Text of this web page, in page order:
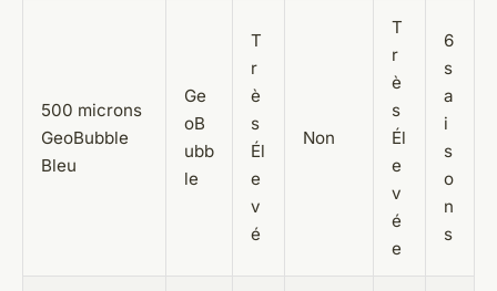
500 microns
GeoBubble
Bleu
Ge
oB
ubb
le
T
r
è
s
Él
e
v
é
Non
T
r
è
s
Él
e
v
é
e
6
s
a
i
s
o
n
s